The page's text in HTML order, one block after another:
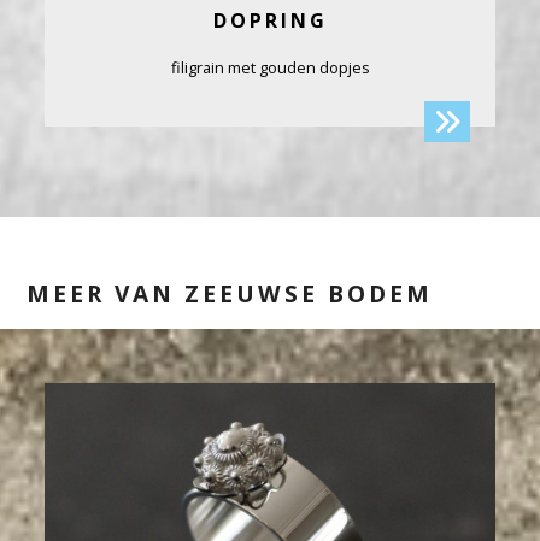
DOPRING
filigrain met gouden dopjes
MEER VAN ZEEUWSE BODEM